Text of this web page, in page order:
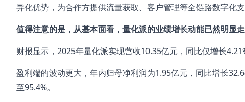
异化优势，为合作方提供流量获取、客户管理等全链路数字化支
值得注意的是，从基本面看，量化派的业绩增长动能已然明显走
财报显示，2025年量化派实现营收10.35亿元，同比仅增长
盈利端的波动更大，年内归母净利润为1.95亿元，同比增长
至95.4%。